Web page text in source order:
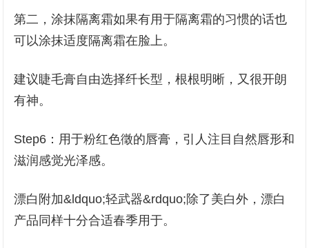
第二，涂抹隔离霜如果有用于隔离霜的习惯的话也
可以涂抹适度隔离霜在脸上。
建议睫毛膏自由选择纤长型，根根明晰，又很开朗
有神。
Step6：用于粉红色徵的唇膏，引人注目自然唇形和
滋润感觉光泽感。
漂白附加&ldquo;轻武器&rdquo;除了美白外，漂白
产品同样十分合适春季用于。